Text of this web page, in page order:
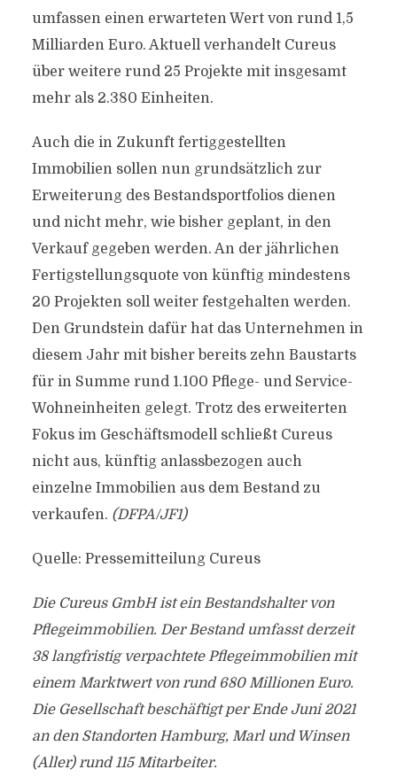
umfassen einen erwarteten Wert von rund 1,5
Milliarden Euro. Aktuell verhandelt Cureus
über weitere rund 25 Projekte mit insgesamt
mehr als 2.380 Einheiten.
Auch die in Zukunft fertiggestellten
Immobilien sollen nun grundsätzlich zur
Erweiterung des Bestandsportfolios dienen
und nicht mehr, wie bisher geplant, in den
Verkauf gegeben werden. An der jährlichen
Fertigstellungsquote von künftig mindestens
20 Projekten soll weiter festgehalten werden.
Den Grundstein dafür hat das Unternehmen in
diesem Jahr mit bisher bereits zehn Baustarts
für in Summe rund 1.100 Pflege- und Service-
Wohneinheiten gelegt. Trotz des erweiterten
Fokus im Geschäftsmodell schließt Cureus
nicht aus, künftig anlassbezogen auch
einzelne Immobilien aus dem Bestand zu
verkaufen. (DFPA/JF1)
Quelle: Pressemitteilung Cureus
Die Cureus GmbH ist ein Bestandshalter von
Pflegeimmobilien. Der Bestand umfasst derzeit
38 langfristig verpachtete Pflegeimmobilien mit
einem Marktwert von rund 680 Millionen Euro.
Die Gesellschaft beschäftigt per Ende Juni 2021
an den Standorten Hamburg, Marl und Winsen
(Aller) rund 115 Mitarbeiter.